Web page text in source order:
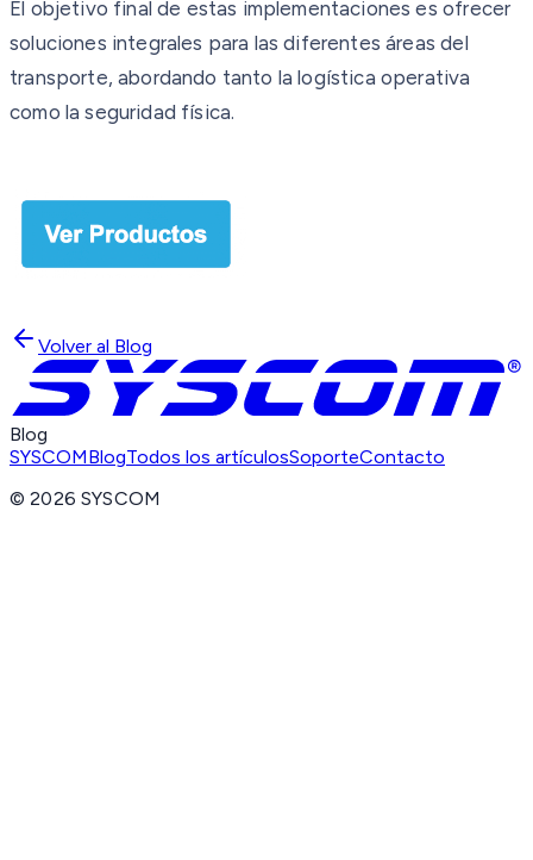
El objetivo final de estas implementaciones es ofrecer
soluciones integrales para las diferentes áreas del
transporte, abordando tanto la logística operativa
como la seguridad física.
Volver al Blog
Blog
SYSCOMBlogTodos los artículosSoporteContacto
©2026 SYSCOM